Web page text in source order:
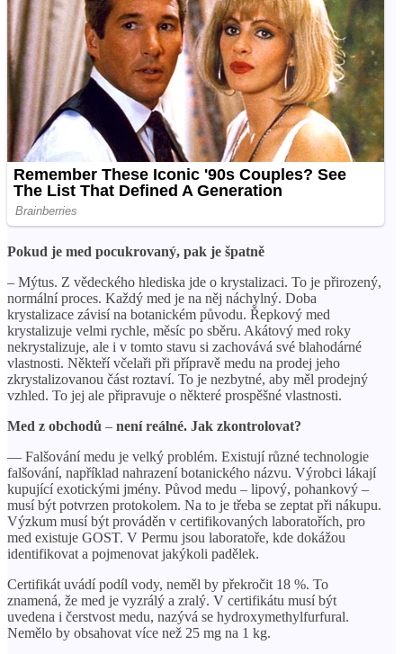
Pokud je med pocukrovaný, pak je špatně
– Mýtus. Z vědeckého hlediska jde o krystalizaci. To je přirozený,
normální proces. Každý med je na něj náchylný. Doba
krystalizace závisí na botanickém původu. Řepkový med
krystalizuje velmi rychle, měsíc po sběru. Akátový med roky
nekrystalizuje, ale i v tomto stavu si zachovává své blahodárné
vlastnosti. Někteří včelaři při přípravě medu na prodej jeho
zkrystalizovanou část roztaví. To je nezbytné, aby měl prodejný
vzhled. To jej ale připravuje o některé prospěšné vlastnosti.
Med z obchodů – není reálné. Jak zkontrolovat?
— Falšování medu je velký problém. Existují různé technologie
falšování, například nahrazení botanického názvu. Výrobci lákají
kupující exotickými jmény. Původ medu – lipový, pohankový –
musí být potvrzen protokolem. Na to je třeba se zeptat při nákupu.
Výzkum musí být prováděn v certifikovaných laboratořích, pro
med existuje GOST. V Permu jsou laboratoře, kde dokážou
identifikovat a pojmenovat jakýkoli padělek.
Certifikát uvádí podíl vody, neměl by překročit 18 %. To
znamená, že med je vyzrálý a zralý. V certifikátu musí být
uvedena i čerstvost medu, nazývá se hydroxymethylfurfural.
Nemělo by obsahovat více než 25 mg na 1 kg.